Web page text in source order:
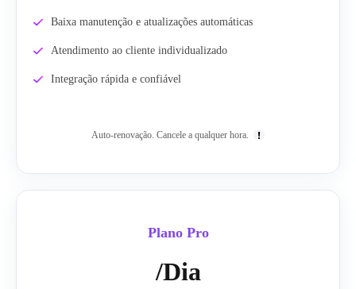
Baixa manutenção e atualizações automáticas
Atendimento ao cliente individualizado
Integração rápida e confiável
Auto-renovação. Cancele a qualquer hora.
Plano Pro
/Dia